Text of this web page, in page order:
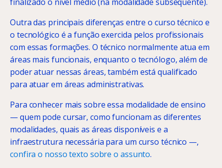
Outra das principais diferenças entre o curso técnico e
o tecnológico é a função exercida pelos profissionais
com essas formações. O técnico normalmente atua em
áreas mais funcionais, enquanto o tecnólogo, além de
poder atuar nessas áreas, também está qualificado
para atuar em áreas administrativas.
Para conhecer mais sobre essa modalidade de ensino
— quem pode cursar, como funcionam as diferentes
modalidades, quais as áreas disponíveis e a
infraestrutura necessária para um curso técnico —,
confira o nosso texto sobre o assunto.